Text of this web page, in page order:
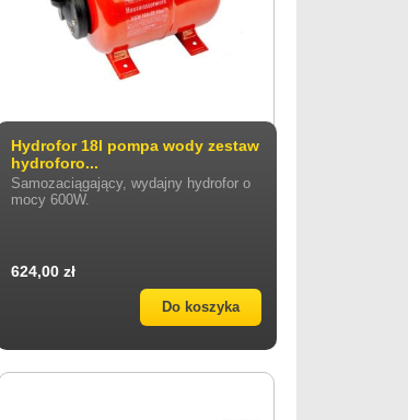
Hydrofor 18l pompa wody zestaw
hydroforo...
Samozaciągający, wydajny hydrofor o
mocy 600W.
624,00 zł
Do koszyka